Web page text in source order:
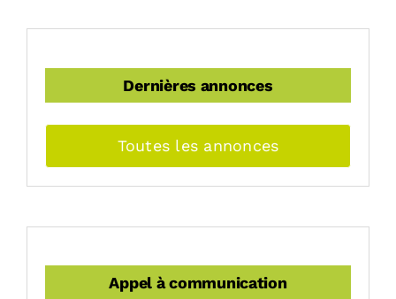
Dernières annonces
Toutes les annonces
Appel à communication